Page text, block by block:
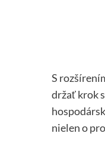
S
držať krok
nielen o